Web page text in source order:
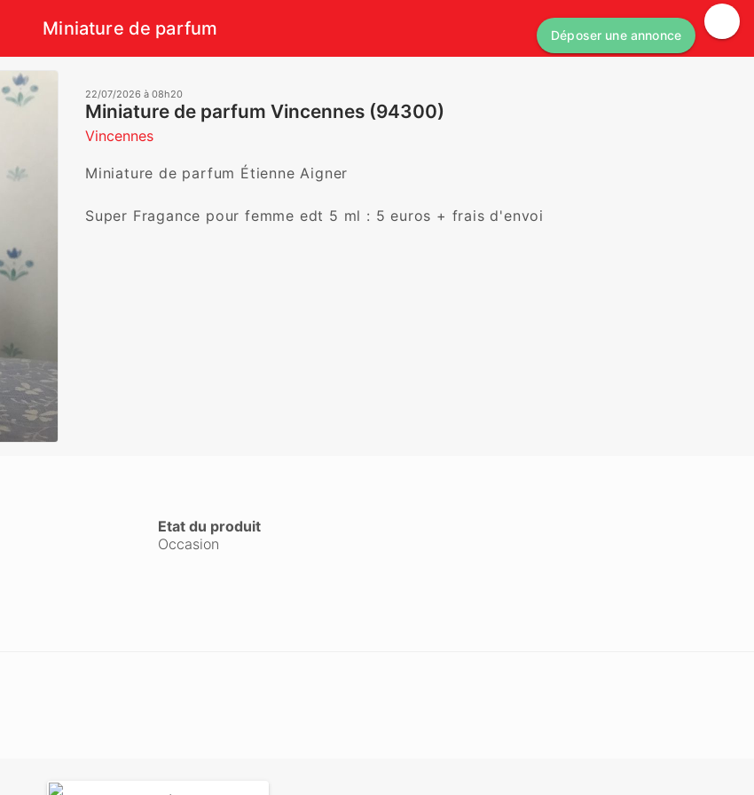
Miniature de parfum Déposer une annonce
22/07/2026 à 08h20
Miniature de parfum Vincennes (94300)
Vincennes
Miniature de parfum Étienne Aigner
Super Fragance pour femme edt 5 ml : 5 euros + frais d'envoi
Etat du produit
Occasion